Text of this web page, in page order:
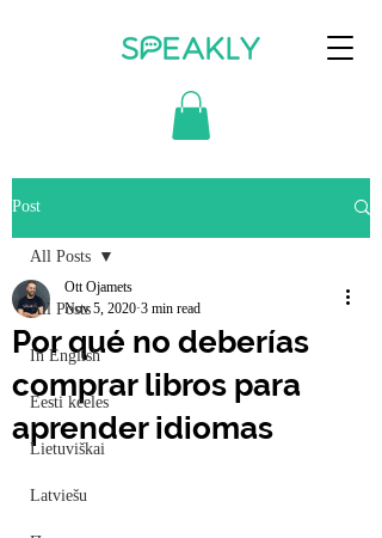
Post
All Posts
In English
Eesti keeles
Lietuviškai
Latviešu
All Posts
Por qué no deberías
comprar libros para
aprender idiomas
Ott Ojamets
Nov 5, 20203 min read